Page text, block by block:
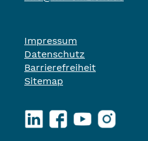
Impressum
Datenschutz
Barrierefreiheit
Sitemap
LinkedInFacebookYouTubeInstagram